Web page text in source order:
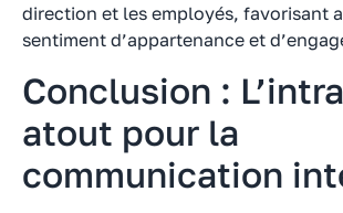
direction et les employés, favorisant
sentiment d’appartenance et
Conclusion :
atout pour la
communication